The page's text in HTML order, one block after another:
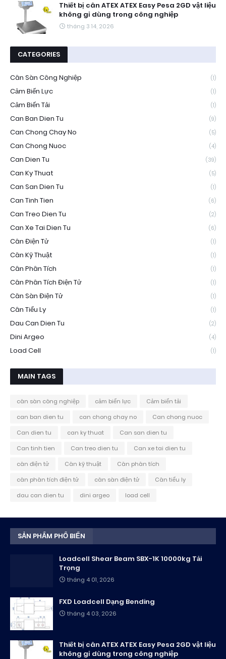
Thiết bị cân ATEX ATEX Easy Pesa 2GD vật liệu
không gỉ dùng trong công nghiệp
tháng 3 14, 2026
CATEGORIES
Cân Sàn Công Nghiệp (1)
Cảm Biến Lực (1)
Cảm Biến Tải (1)
Can Ban Dien Tu (9)
Can Chong Chay No (5)
Can Chong Nuoc (4)
Can Dien Tu (39)
Can Ky Thuat (5)
Can San Dien Tu (1)
Can Tinh Tien (6)
Can Treo Dien Tu (2)
Can Xe Tai Dien Tu (6)
Cân Điện Tử (1)
Cân Kỹ Thuật (1)
Cân Phân Tích (1)
Cân Phân Tích Điện Tử (1)
Cân Sàn Điện Tử (1)
Cân Tiểu Ly (1)
Dau Can Dien Tu (2)
Dini Argeo (4)
Load Cell (1)
MAIN TAGS
cân sàn công nghiệp cảm biến lực
Cảm biến tải
can ban dien tu
can chong chay no
Can chong nuoc
Can dien tu
can ky thuat
Can san dien tu
Can tinh tien
Can treo dien tu
Can xe tai dien tu
cân điện tử
Cân kỹ thuật
Cân phân tích
cân phân tích điện tử
cân sàn điện tử
Cân tiểu ly
dau can dien tu
dini argeo load cell
SẢN PHẨM PHỔ BIẾN
Loadcell Shear Beam SBX-1K 10000kg Tải
Trọng
tháng 4 01, 2026
FXD Loadcell Dạng Bending
tháng 4 03, 2026
Thiết bị cân ATEX ATEX Easy Pesa 2GD vật liệu
không gỉ dùng trong công nghiệp